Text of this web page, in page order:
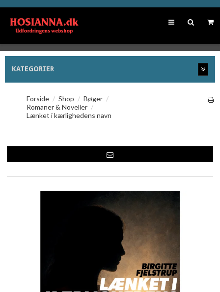
KATEGORIER
Forside / Shop / Bøger /
Romaner & Noveller /
Lænket i kærlighedens navn